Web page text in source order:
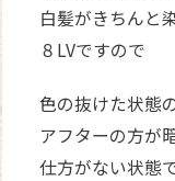
白髪がきちんと
８LVですので
色の抜けた状態
アフターの方が
仕方がない状態